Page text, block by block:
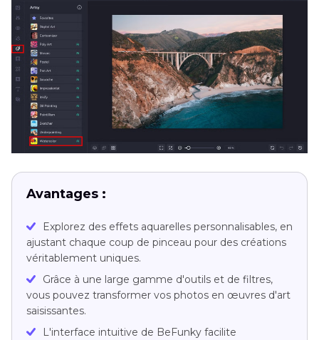
Avantages :
Explorez des effets aquarelles personnalisables, en
ajustant chaque coup de pinceau pour des créations
véritablement uniques.
Grâce à une large gamme d'outils et de filtres,
vous pouvez transformer vos photos en œuvres d'art
saisissantes.
L'interface intuitive de BeFunky facilite